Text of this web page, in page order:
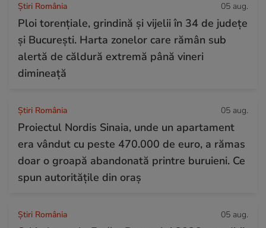
Știri România 05 aug.
Ploi torențiale, grindină și vijelii în 34 de județe
și București. Harta zonelor care rămân sub
alertă de căldură extremă până vineri
dimineață
Știri România 05 aug.
Proiectul Nordis Sinaia, unde un apartament
era vândut cu peste 470.000 de euro, a rămas
doar o groapă abandonată printre buruieni. Ce
spun autoritățile din oraș
Știri România 05 aug.